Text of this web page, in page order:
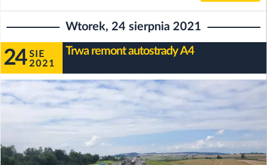
Wtorek, 24 sierpnia 2021
24 SIE
2021
Trwa remont autostrady A4